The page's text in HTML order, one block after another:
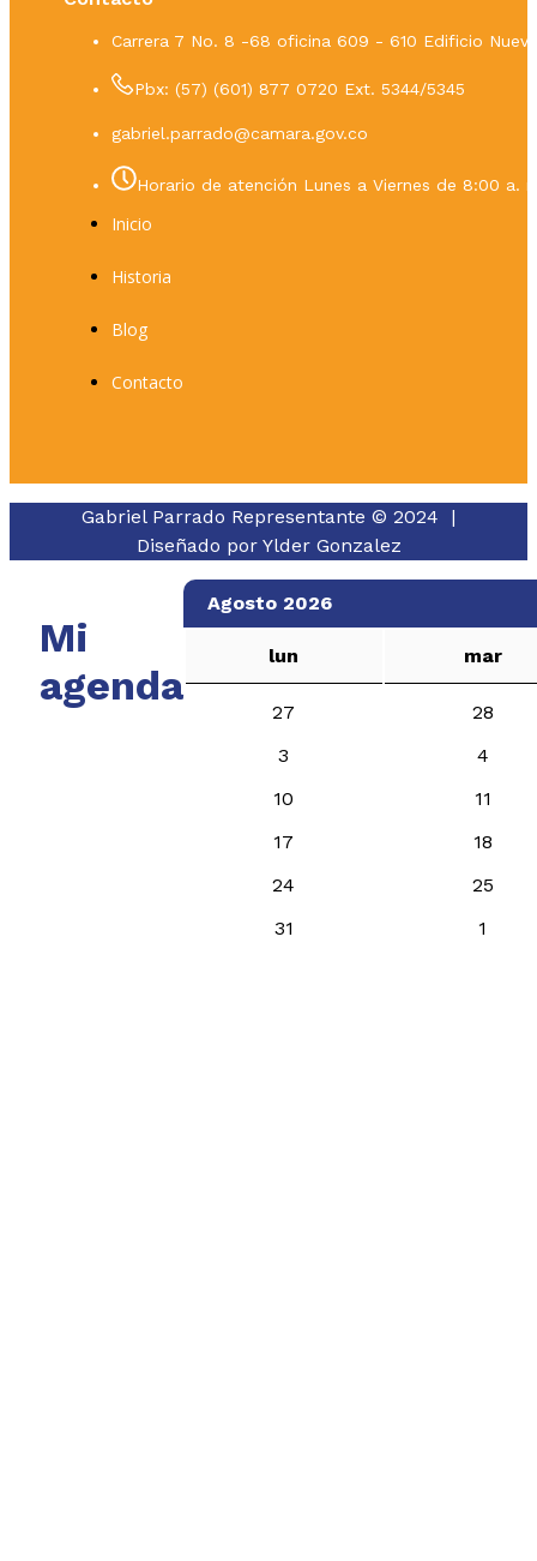
Carrera 7 No. 8 -68 oficina 609 - 610 Edificio
Pbx: (57) (601) 877 0720 Ext. 5344/5345
gabriel.parrado@camara.gov.co
Horario de atención Lunes a Viernes de 8:00 a.
Inicio
Historia
Blog
Contacto
Gabriel Parrado Representante © 2024 |
Diseñado por Ylder Gonzalez
Mi
agenda
Agosto 2026
lun mar
27
28
3
4
10
11
17
18
24
25
31
1